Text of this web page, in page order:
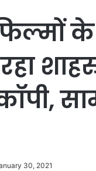
रहा
30, 2021